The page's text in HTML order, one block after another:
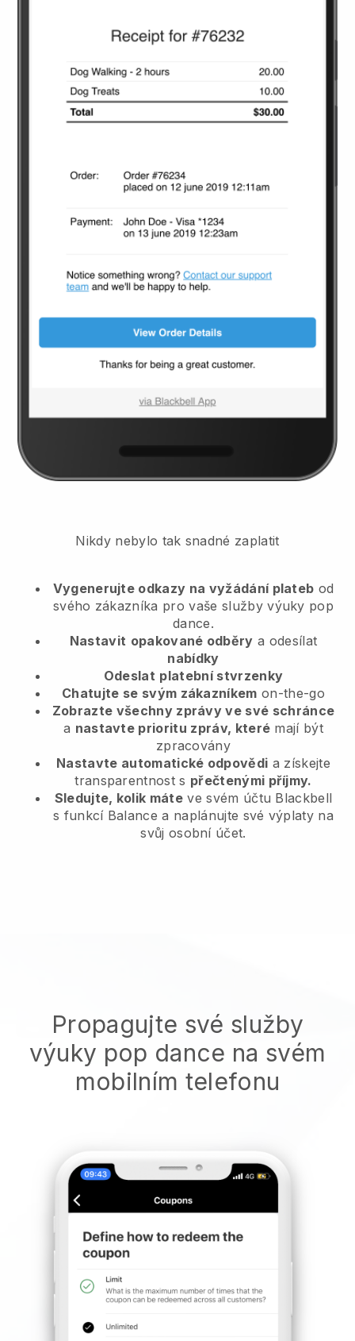
Nikdy nebylo tak snadné zaplatit
Vygenerujte odkazy na vyžádání plateb od
svého zákazníka pro vaše služby výuky pop
dance.
Nastavit opakované odběry a odesílat
nabídky
Odeslat platební stvrzenky
Chatujte se svým zákazníkem on-the-go
Zobrazte všechny zprávy ve své schránce
a nastavte prioritu zpráv, které mají být
zpracovány
Nastavte automatické odpovědi a získejte
transparentnost s přečtenými příjmy.
Sledujte, kolik máte ve svém účtu Blackbell
s funkcí Balance a naplánujte své výplaty na
svůj osobní účet.
Propagujte své služby
výuky pop dance na svém
mobilním telefonu